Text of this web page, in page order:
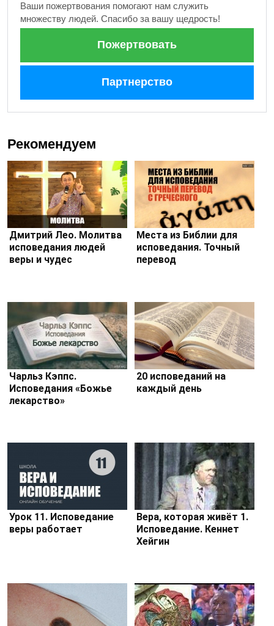
Ваши пожертвования помогают нам служить
множеству людей. Спасибо за вашу щедрость!
Пожертвовать
Партнерство
Рекомендуем
Дмитрий Лео. Молитва
исповедания людей
веры и чудес
Места из Библии для
исповедания. Точный
перевод
Чарльз Кэппс.
Исповедания «Божье
лекарство»
20 исповеданий на
каждый день
Урок 11. Исповедание
веры работает
Вера, которая живёт 1.
Исповедание. Кеннет
Хейгин